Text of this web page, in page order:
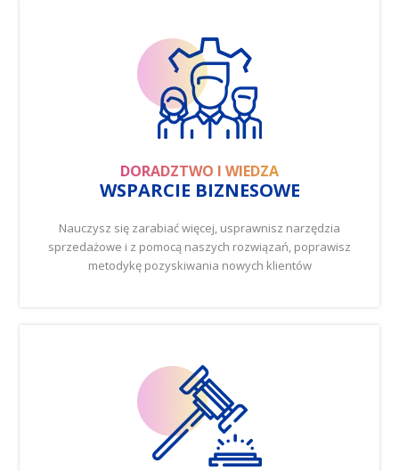
DORADZTWO I WIEDZA
WSPARCIE BIZNESOWE
Nauczysz się zarabiać więcej, usprawnisz narzędzia
sprzedażowe i z pomocą naszych rozwiązań, poprawisz
metodykę pozyskiwania nowych klientów